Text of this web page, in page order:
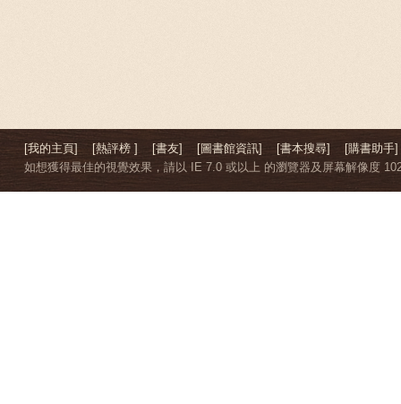
[我的主頁] [熱評榜 ] [書友] [圖書館資訊] [書本搜尋]
[購書助手]
如想獲得最佳的視覺效果，請以 IE 7.0 或以上 的瀏覽器及屏幕解像度